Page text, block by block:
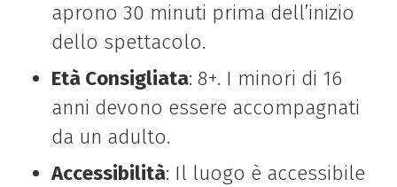
aprono 30 minuti prima dell’inizio
dello spettacolo.
Età Consigliata: 8+. I minori di 16
anni devono essere accompagnati
da un adulto.
Accessibilità: Il luogo è accessibile